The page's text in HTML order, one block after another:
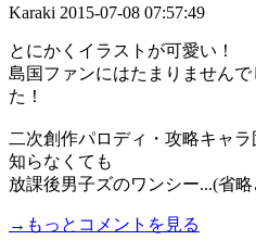
Karaki 2015-07-08 07:57:49
とにかくイラストが可愛い！
島国ファンにはたまりません
た！
二次創作パロディ・攻略キャ
知らなくても
放課後男子ズのワンシー...(省
→もっとコメントを見る